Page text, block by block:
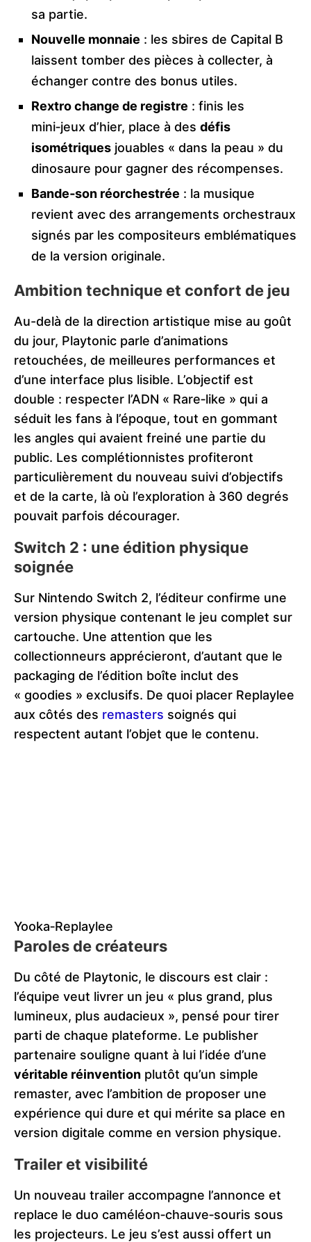
sa partie.
Nouvelle monnaie : les sbires de Capital B
laissent tomber des pièces à collecter, à
échanger contre des bonus utiles.
Rextro change de registre : finis les
mini‑jeux d’hier, place à des défis
isométriques jouables « dans la peau » du
dinosaure pour gagner des récompenses.
Bande‑son réorchestrée : la musique
revient avec des arrangements orchestraux
signés par les compositeurs emblématiques
de la version originale.
Ambition technique et confort de jeu
Au-delà de la direction artistique mise au goût
du jour, Playtonic parle d’animations
retouchées, de meilleures performances et
d’une interface plus lisible. L’objectif est
double : respecter l’ADN « Rare‑like » qui a
séduit les fans à l’époque, tout en gommant
les angles qui avaient freiné une partie du
public. Les complétionnistes profiteront
particulièrement du nouveau suivi d’objectifs
et de la carte, là où l’exploration à 360 degrés
pouvait parfois décourager.
Switch 2 : une édition physique
soignée
Sur Nintendo Switch 2, l’éditeur confirme une
version physique contenant le jeu complet sur
cartouche. Une attention que les
collectionneurs apprécieront, d’autant que le
packaging de l’édition boîte inclut des
« goodies » exclusifs. De quoi placer Replaylee
aux côtés des remasters soignés qui
respectent autant l’objet que le contenu.
Yooka‑Replaylee
Paroles de créateurs
Du côté de Playtonic, le discours est clair :
l’équipe veut livrer un jeu « plus grand, plus
lumineux, plus audacieux », pensé pour tirer
parti de chaque plateforme. Le publisher
partenaire souligne quant à lui l’idée d’une
véritable réinvention plutôt qu’un simple
remaster, avec l’ambition de proposer une
expérience qui dure et qui mérite sa place en
version digitale comme en version physique.
Trailer et visibilité
Un nouveau trailer accompagne l’annonce et
replace le duo caméléon‑chauve‑souris sous
les projecteurs. Le jeu s’est aussi offert un